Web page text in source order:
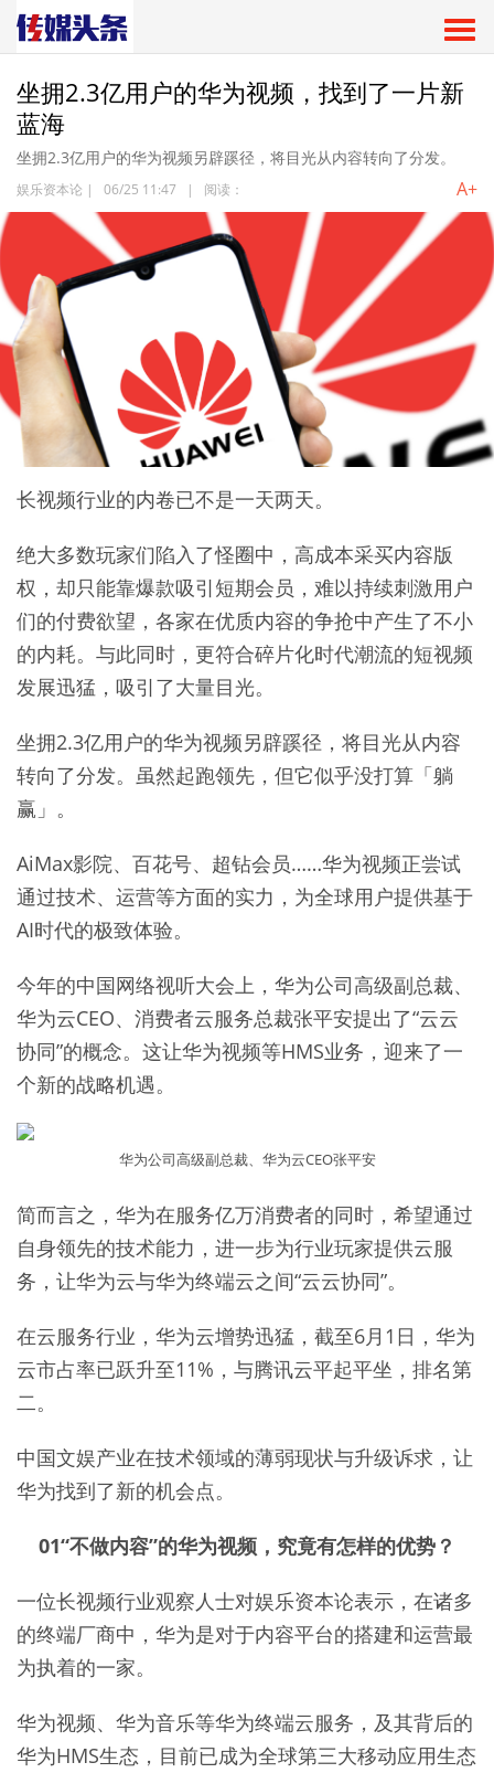
坐拥2.3亿用户的华为视频，找到了一片新
蓝海
坐拥2.3亿用户的华为视频另辟蹊径，将目光从内容转向了分发。
娱乐资本论 | 06/25 11:47 | 阅读： A+
长视频行业的内卷已不是一天两天。
绝大多数玩家们陷入了怪圈中，高成本采买内容版
权，却只能靠爆款吸引短期会员，难以持续刺激用户
们的付费欲望，各家在优质内容的争抢中产生了不小
的内耗。与此同时，更符合碎片化时代潮流的短视频
发展迅猛，吸引了大量目光。
坐拥2.3亿用户的华为视频另辟蹊径，将目光从内容
转向了分发。虽然起跑领先，但它似乎没打算「躺
赢」。
AiMax影院、百花号、超钻会员……华为视频正尝试
通过技术、运营等方面的实力，为全球用户提供基于
AI时代的极致体验。
今年的中国网络视听大会上，华为公司高级副总裁、
华为云CEO、消费者云服务总裁张平安提出了“云云
协同”的概念。这让华为视频等HMS业务，迎来了一
个新的战略机遇。
华为公司高级副总裁、华为云CEO张平安
简而言之，华为在服务亿万消费者的同时，希望通过
自身领先的技术能力，进一步为行业玩家提供云服
务，让华为云与华为终端云之间“云云协同”。
在云服务行业，华为云增势迅猛，截至6月1日，华为
云市占率已跃升至11%，与腾讯云平起平坐，排名第
二。
中国文娱产业在技术领域的薄弱现状与升级诉求，让
华为找到了新的机会点。
01“不做内容”的华为视频，究竟有怎样的优势？
一位长视频行业观察人士对娱乐资本论表示，在诸多
的终端厂商中，华为是对于内容平台的搭建和运营最
为执着的一家。
华为视频、华为音乐等华为终端云服务，及其背后的
华为HMS生态，目前已成为全球第三大移动应用生态